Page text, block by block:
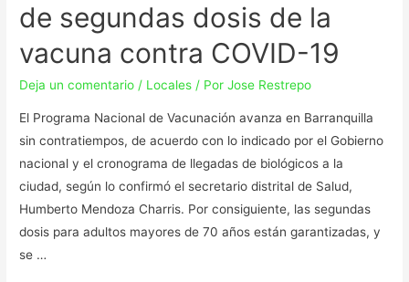
de segundas dosis de la
vacuna contra COVID-19
Deja un comentario / Locales / PorJose Restrepo
El Programa Nacional de Vacunación avanza en Barranquilla
sin contratiempos, de acuerdo con lo indicado por el Gobierno
nacional y el cronograma de llegadas de biológicos a la
ciudad, según lo confirmó el secretario distrital de Salud,
Humberto Mendoza Charris. Por consiguiente, las segundas
dosis para adultos mayores de 70 años están garantizadas, y
se …